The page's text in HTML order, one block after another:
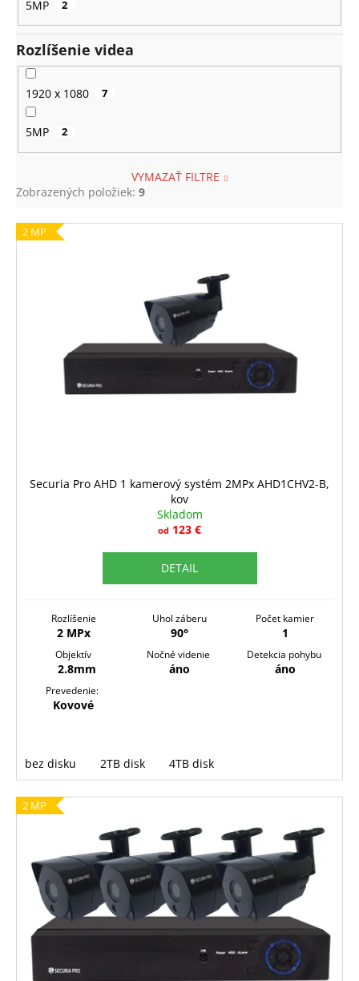
5MP 2
Rozlíšenie videa
1920 x 1080 7
5MP 2
VYMAZAŤ FILTRE
Zobrazených položiek: 9
V2 MP
Securia Pro AHD 1 kamerový systém 2MPx AHD1CHV2-B,
kov
Skladom
od 123 €
DETAIL
Rozlíšenie
2 MPx
Uhol záberu
90°
Počet kamier
1
Objektív
2.8mm
Nočné videnie
áno
Detekcia pohybu
áno
Prevedenie:
Kovové
bez disku 2TB disk 4TB disk
2 MP